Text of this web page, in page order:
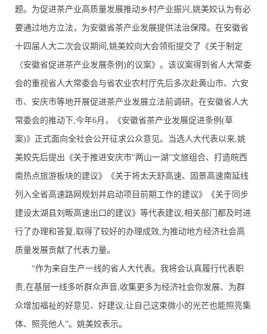
题。为促进茶产业高质量发展推动乡村产业振兴,姚美姣认为有必
要通过地方立法，为安徽省茶产业发展提供法治保障。在安徽省
十四届人大二次会议期间,姚美姣向大会领衔提交了《关于制定
〈安徽省促进茶产业发展条例)的议案》。该议案得到省人大常委
会的重视省人大常委会与省农业农村厅先后多次赴黄山市、六安
市、安庆市等地开展促进茶产业发展立法前调研。在安徽省人大
常委会的推动下,今年6月，《安徽省茶产业发展促进条例(草
案)》正式面向全社会公开征求公众意见。当选人大代表以来,姚
美姣先后提出《关于推进安庆市“两山一湖”文旅组合、打造皖西
南热点旅游板块的建议》《关于将太天舒高速、固景高速南延线
列入全省高速路网规划并启动项目前期工作的建议》《关于同步
建设太湖县刘畈高速出口的建议》等代表建议,相关部门都及时进
行了办理和答复,取得了较好的办理成效,为推动地方经济社会高
质量发展贡献了代表力量。
“作为来自生产一线的省人大代表。我将会认真履行代表职
责,在基层一线多听群众声音,收集更多为经济社会你发展、为群
众增加福祉的好意见、好建议,让自己这束微小的光芒也能照亮集
体、照亮他人”。姚美姣表示。